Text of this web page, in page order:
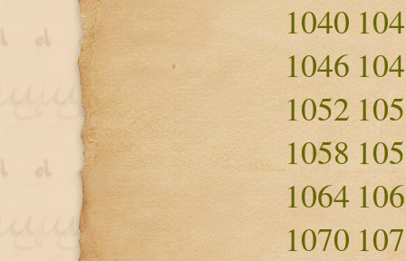
1040
1046
1052
1058
1064
1070